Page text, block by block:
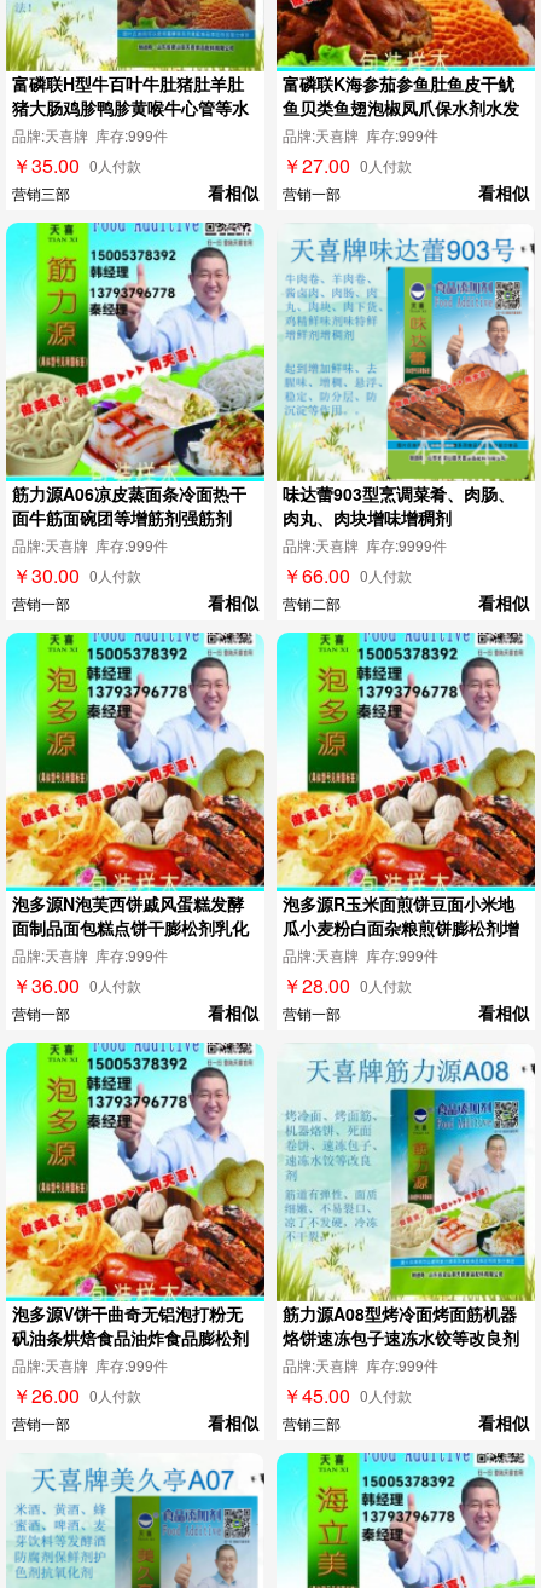
富磷联H型牛百叶牛肚猪肚羊肚
猪大肠鸡胗鸭胗黄喉牛心管等水
发剂
品牌:天喜牌 库存:999件
￥35.00 0人付款
营销三部
看相似
富磷联K海参茄参鱼肚鱼皮干鱿
鱼贝类鱼翅泡椒凤爪保水剂水发
剂
品牌:天喜牌 库存:999件
￥27.00 0人付款
营销一部
看相似
筋力源A06凉皮蒸面条冷面热干
面牛筋面碗团等增筋剂强筋剂
品牌:天喜牌 库存:999件
￥30.00 0人付款
营销一部
看相似
味达蕾903型烹调菜肴、肉肠、
肉丸、肉块增味增稠剂
品牌:天喜牌 库存:9999件
￥66.00 0人付款
营销二部
看相似
泡多源N泡芙西饼戚风蛋糕发酵
面制品面包糕点饼干膨松剂乳化
剂
品牌:天喜牌 库存:999件
￥36.00 0人付款
营销一部
看相似
泡多源R玉米面煎饼豆面小米地
瓜小麦粉白面杂粮煎饼膨松剂增
稠剂
品牌:天喜牌 库存:999件
￥28.00 0人付款
营销一部
看相似
泡多源V饼干曲奇无铝泡打粉无
矾油条烘焙食品油炸食品膨松剂
品牌:天喜牌 库存:999件
￥26.00 0人付款
营销一部
看相似
筋力源A08型烤冷面烤面筋机器
烙饼速冻包子速冻水饺等改良剂
品牌:天喜牌 库存:999件
￥45.00 0人付款
营销三部
看相似